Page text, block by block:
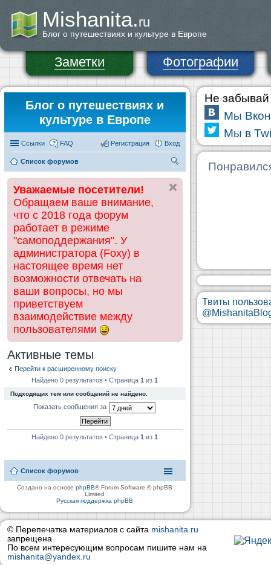
Mishanita.ru
Блог о путешествиях и культуре в Европе
Заметки Фотографии
Блог о путешествиях и
культуре в Европе
Ссылки FAQ Вход
Регистрация
Список форумов
ск
Уважаемые посетители!
Обращаем ваше внимание,
что с 2018 года форум
работает в режиме
"самоподдержания". У
администратора (Foxy) в
настоящее время нет
возможности отвечать на
ваши вопросы, но мы
приветствуем
взаимодействие между
пользователями
Активные темы
Перейти к расширенному поиску
Найдено 0 результатов • Страница1 из1
Подходящих тем или сообщений не найдено.
Показать сообщения за
Найдено 0 результатов • Страница1 из1
Список форумов
Создано на основеphpBB® Forum Software © phpBB
Limited
Русская поддержка phpBB
Не забывай
Мы
Мы в
Твиты
© Перепечатка материалов с сайта mishanita.ru
запрещена
По всем интересующим вопросам пишите нам на
mishanita@yandex.ru